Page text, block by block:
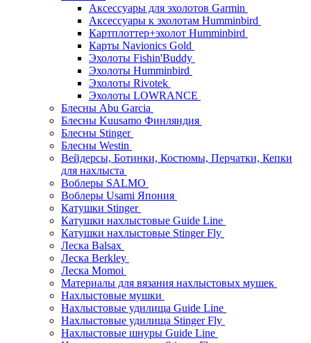
Аксессуары для эхолотов Garmin
Аксессуары к эхолотам Humminbird
Картплоттер+эхолот Humminbird
Карты Navionics Gold
Эхолоты Fishin'Buddy
Эхолоты Humminbird
Эхолоты Rivotek
Эхолоты LOWRANCE
Блесны Abu Garcia
Блесны Kuusamo Финляндия
Блесны Stinger
Блесны Westin
Вейдерсы, Ботинки, Костюмы, Перчатки, Кепки
для нахлыста
Воблеры SALMO
Воблеры Usami Япония
Катушки Stinger
Катушки нахлыстовые Guide Line
Катушки нахлыстовые Stinger Fly
Леска Balsax
Леска Berkley
Леска Momoi
Материалы для вязания нахлыстовых мушек
Нахлыстовые мушки
Нахлыстовые удилища Guide Line
Нахлыстовые удилища Stinger Fly
Нахлыстовые шнуры Guide Line